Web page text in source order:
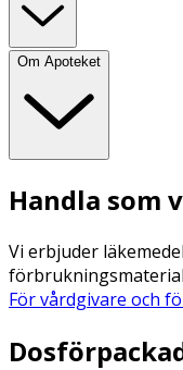
Om Apoteket
Handla som
Vi erbjuder
För vårdgivare och